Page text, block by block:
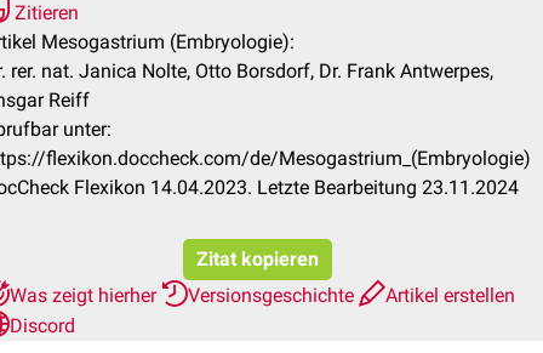
Zitieren
Mesogastrium (Embryologie):
rer. nat. Janica Nolte, Otto Borsdorf, Dr. Frank Antwerpes,
Reiff
unter:
flexikon.doccheck.com/de/Mesogastrium_(Embryologie)
Flexikon 14.04.2023. Letzte Bearbeitung 23.11.2024
Zitat kopieren
Was zeigt hierher
Versionsgeschichte
Artikel erstellen
Discord